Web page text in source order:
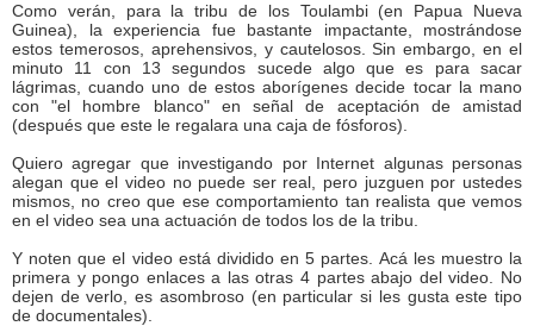
Como verán, para la tribu de los Toulambi (en Papua Nueva
Guinea), la experiencia fue bastante impactante, mostrándose
estos temerosos, aprehensivos, y cautelosos. Sin embargo, en el
minuto 11 con 13 segundos sucede algo que es para sacar
lágrimas, cuando uno de estos aborígenes decide tocar la mano
con "el hombre blanco" en señal de aceptación de amistad
(después que este le regalara una caja de fósforos).
Quiero agregar que investigando por Internet algunas personas
alegan que el video no puede ser real, pero juzguen por ustedes
mismos, no creo que ese comportamiento tan realista que vemos
en el video sea una actuación de todos los de la tribu.
Y noten que el video está dividido en 5 partes. Acá les muestro la
primera y pongo enlaces a las otras 4 partes abajo del video. No
dejen de verlo, es asombroso (en particular si les gusta este tipo
de documentales).